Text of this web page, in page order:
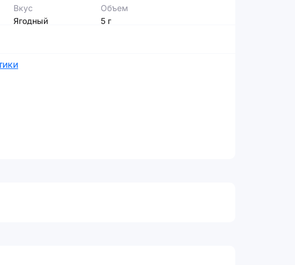
Вкус
Ягодный
Объем
5 г